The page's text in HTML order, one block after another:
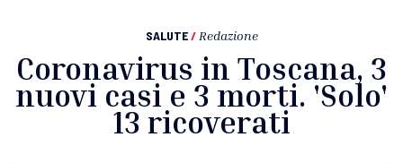
SALUTE / Redazione
Coronavirus in Toscana, 3
nuovi casi e 3 morti. 'Solo'
13 ricoverati